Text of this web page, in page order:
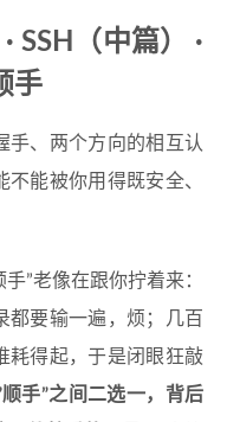
SSH（中篇） ·
手
手、两个方向的相互认
能被你用得既安全、
”老像在跟你拧着来：
都要输一遍，烦；几百
耗得起，于是闭眼狂敲
手”之间二选一，背后